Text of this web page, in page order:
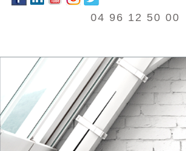
04 96 12 50 00
ACCUEIL
PRODUITS
DOCUMENTATIONS